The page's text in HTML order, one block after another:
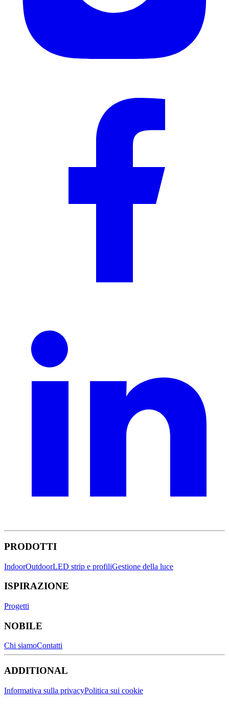
PRODOTTI
IndoorOutdoorLED strip e profiliGestione della luce
ISPIRAZIONE
Progetti
NOBILE
Chi siamoContatti
ADDITIONAL
Informativa sulla privacyPolitica sui cookie